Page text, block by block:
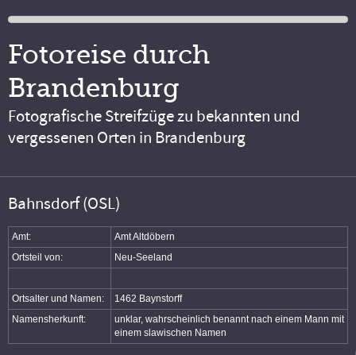
Fotoreise durch
Brandenburg
Fotografische Streifzüge zu bekannten und
vergessenen Orten in Brandenburg
Bahnsdorf (OSL)
Amt:
Amt Altdöbern
Ortsteil von:
Neu-Seeland
Ortsalter und Namen:
1462 Baynstorff
Namensherkunft:
unklar, wahrscheinlich benannt nach einem Mann mit
einem slawischen Namen